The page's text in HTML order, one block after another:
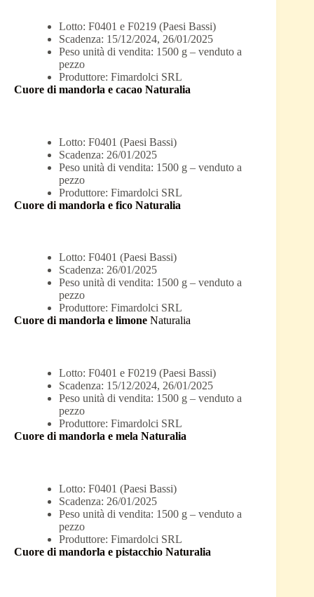
Lotto: F0401 e F0219 (Paesi Bassi)
Scadenza: 15/12/2024, 26/01/2025
Peso unità di vendita: 1500 g – venduto a
pezzo
Produttore: Fimardolci SRL
Cuore di mandorla e cacao Naturalia
Lotto: F0401 (Paesi Bassi)
Scadenza: 26/01/2025
Peso unità di vendita: 1500 g – venduto a
pezzo
Produttore: Fimardolci SRL
Cuore di mandorla e fico Naturalia
Lotto: F0401 (Paesi Bassi)
Scadenza: 26/01/2025
Peso unità di vendita: 1500 g – venduto a
pezzo
Produttore: Fimardolci SRL
Cuore di mandorla e limone Naturalia
Lotto: F0401 e F0219 (Paesi Bassi)
Scadenza: 15/12/2024, 26/01/2025
Peso unità di vendita: 1500 g – venduto a
pezzo
Produttore: Fimardolci SRL
Cuore di mandorla e mela Naturalia
Lotto: F0401 (Paesi Bassi)
Scadenza: 26/01/2025
Peso unità di vendita: 1500 g – venduto a
pezzo
Produttore: Fimardolci SRL
Cuore di mandorla e pistacchio Naturalia